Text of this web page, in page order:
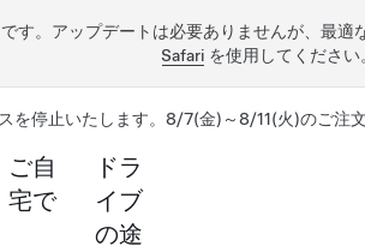
す。アップデートは必要ありませんが、最適
Safari を使用してください
停止いたします。8/7(金)～8/11(火)のご注
ご自
宅で
ドラ
イブ
の途